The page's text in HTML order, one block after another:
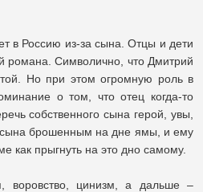
в Россию из-за сына. Отцы и дети
романа. Символично, что Дмитрий
Но при этом огромную роль в
о том, что отец когда-то
собственного сына герой, увы,
сына брошенным на дне ямы, и ему
как прыгнуть на это дно самому.
воровство, цинизм, а дальше –